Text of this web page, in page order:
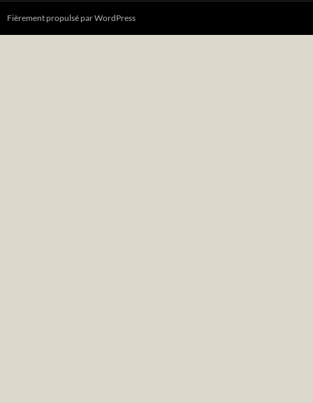
Fièrement propulsé par WordPress